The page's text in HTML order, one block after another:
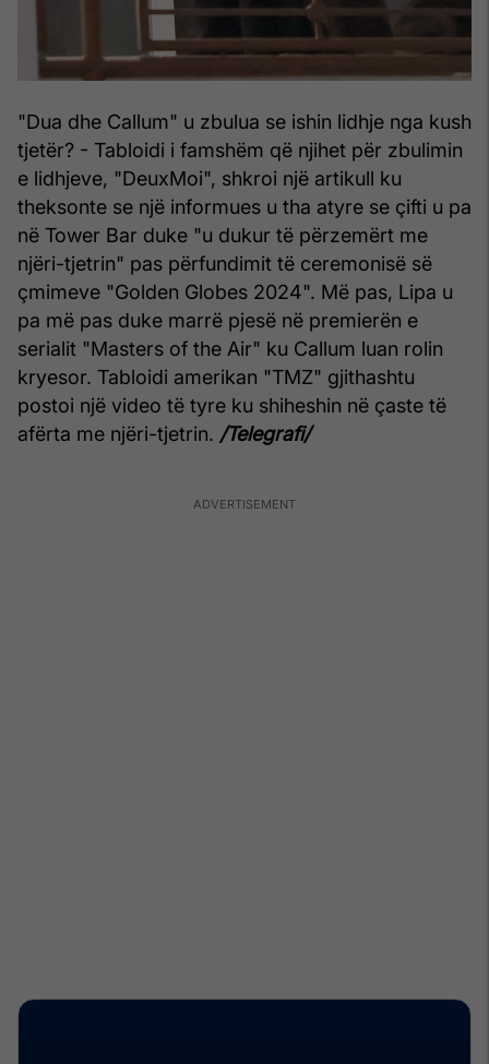
"Dua dhe Callum" u zbulua se ishin lidhje nga kush
tjetër? - Tabloidi i famshëm që njihet për zbulimin
e lidhjeve, "DeuxMoi", shkroi një artikull ku
theksonte se një informues u tha atyre se çifti u pa
në Tower Bar duke "u dukur të përzemërt me
njëri-tjetrin" pas përfundimit të ceremonisë së
çmimeve "Golden Globes 2024". Më pas, Lipa u
pa më pas duke marrë pjesë në premierën e
serialit "Masters of the Air" ku Callum luan rolin
kryesor. Tabloidi amerikan "TMZ" gjithashtu
postoi një video të tyre ku shiheshin në çaste të
afërta me njëri-tjetrin. /Telegrafi/